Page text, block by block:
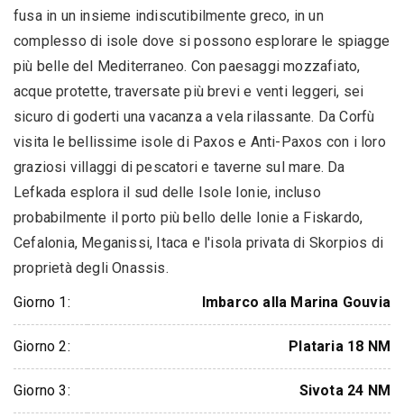
fusa in un insieme indiscutibilmente greco, in un
complesso di isole dove si possono esplorare le spiagge
più belle del Mediterraneo. Con paesaggi mozzafiato,
acque protette, traversate più brevi e venti leggeri, sei
sicuro di goderti una vacanza a vela rilassante. Da Corfù
visita le bellissime isole di Paxos e Anti-Paxos con i loro
graziosi villaggi di pescatori e taverne sul mare. Da
Lefkada esplora il sud delle Isole Ionie, incluso
probabilmente il porto più bello delle Ionie a Fiskardo,
Cefalonia, Meganissi, Itaca e l'isola privata di Skorpios di
proprietà degli Onassis.
Giorno 1:
Imbarco alla Marina Gouvia
Giorno 2: Plataria 18 NM
Giorno 3: Sivota 24 NM